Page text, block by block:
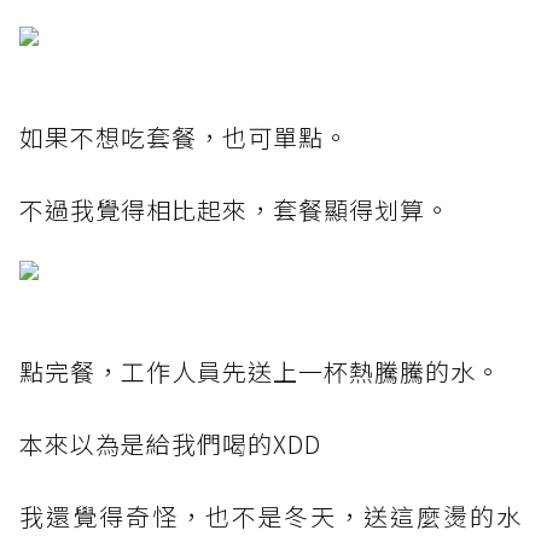
如果不想吃套餐，也可單點。
不過我覺得相比起來，套餐顯得划算。
點完餐，工作人員先送上一杯熱騰騰的水。
本來以為是給我們喝的XDD
我還覺得奇怪，也不是冬天，送這麼燙的水